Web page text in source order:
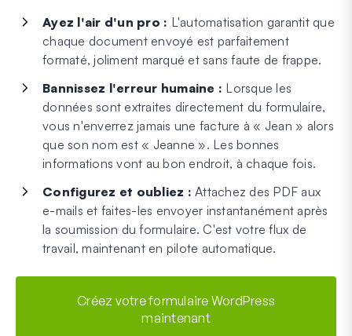
Ayez l'air d'un pro : L'automatisation garantit que
chaque document envoyé est parfaitement
formaté, joliment marqué et sans faute de frappe.
Bannissez l'erreur humaine : Lorsque les
données sont extraites directement du formulaire,
vous n'enverrez jamais une facture à « Jean » alors
que son nom est « Jeanne ». Les bonnes
informations vont au bon endroit, à chaque fois.
Configurez et oubliez : Attachez des PDF aux
e-mails et faites-les envoyer instantanément après
la soumission du formulaire. C'est votre flux de
travail, maintenant en pilote automatique.
Créez votre formulaire WordPress
maintenant